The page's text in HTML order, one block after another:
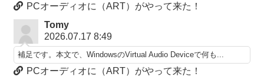
PCオーディオに（ART）がやって来た！
Tomy
2026.07.17 8:49
補足です。本文で、WindowsのVirtual Audio Deviceで何も...
PCオーディオに（ART）がやって来た！